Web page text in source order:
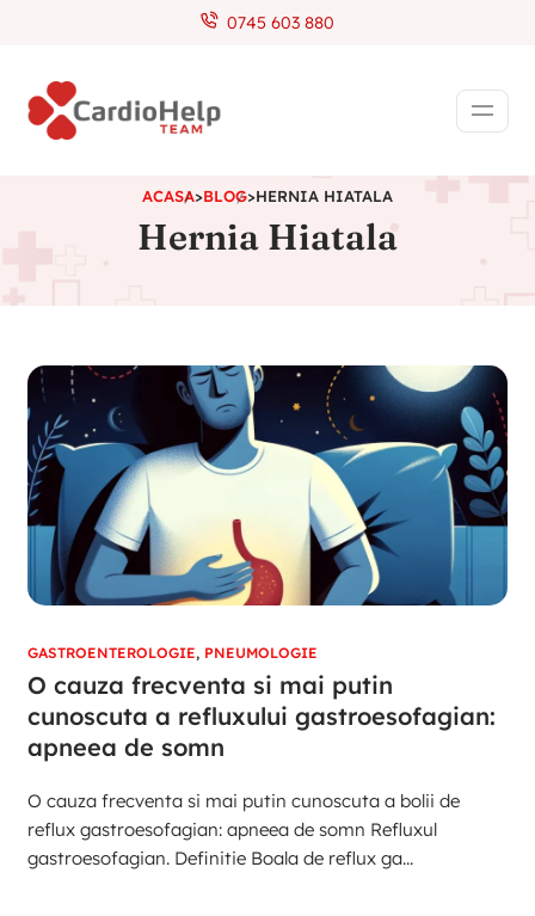
0745 603 880
ACASA>BLOG>HERNIA HIATALA
Hernia Hiatala
GASTROENTEROLOGIE, PNEUMOLOGIE
O cauza frecventa si mai putin
cunoscuta a refluxului gastroesofagian:
apneea de somn
O cauza frecventa si mai putin cunoscuta a bolii de
reflux gastroesofagian: apneea de somn Refluxul
gastroesofagian. Definitie Boala de reflux ga...